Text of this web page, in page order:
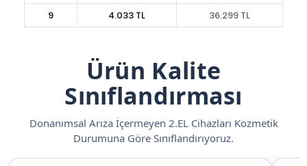
9
4.033 TL 36.299 TL
Ürün Kalite
Sınıflandırması
Donanımsal Arıza İçermeyen 2.EL Cihazları Kozmetik
Durumuna Göre Sınıflandırıyoruz.